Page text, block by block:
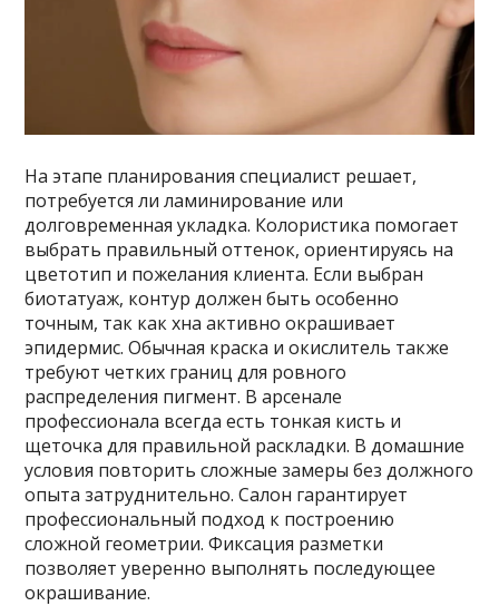
На этапе планирования специалист решает,
потребуется ли ламинирование или
долговременная укладка. Колористика помогает
выбрать правильный оттенок, ориентируясь на
цветотип и пожелания клиента. Если выбран
биотатуаж, контур должен быть особенно
точным, так как хна активно окрашивает
эпидермис. Обычная краска и окислитель также
требуют четких границ для ровного
распределения пигмент. В арсенале
профессионала всегда есть тонкая кисть и
щеточка для правильной раскладки. В домашние
условия повторить сложные замеры без должного
опыта затруднительно. Салон гарантирует
профессиональный подход к построению
сложной геометрии. Фиксация разметки
позволяет уверенно выполнять последующее
окрашивание.